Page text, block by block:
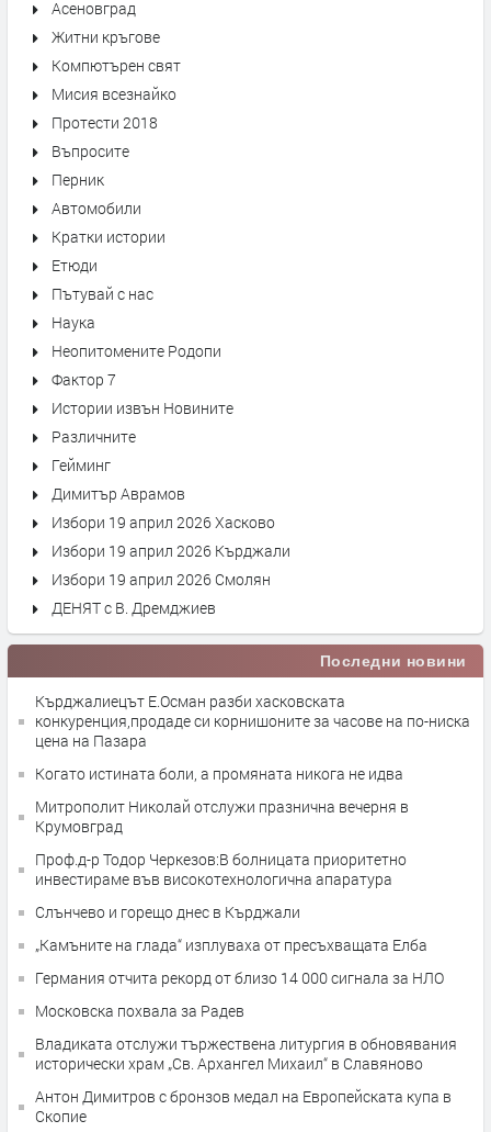
Асеновград
Житни кръгове
Компютърен свят
Мисия всезнайко
Протести 2018
Въпросите
Перник
Автомобили
Кратки истории
Етюди
Пътувай с нас
Наука
Неопитомените Родопи
Фактор 7
Истории извън Новините
Различните
Гейминг
Димитър Аврамов
Избори 19 април 2026 Хасково
Избори 19 април 2026 Кърджали
Избори 19 април 2026 Смолян
ДЕНЯТ с В. Дремджиев
Последни новини
Кърджалиецът Е.Осман разби хасковската
конкуренция,продаде си корнишоните за часове на по-ниска
цена на Пазара
Когато истината боли, а промяната никога не идва
Митрополит Николай отслужи празнична вечерня в
Крумовград
Проф.д-р Тодор Черкезов:В болницата приоритетно
инвестираме във високотехнологична апаратура
Слънчево и горещо днес в Кърджали
„Камъните на глада“ изплуваха от пресъхващата Елба
Германия отчита рекорд от близо 14 000 сигнала за НЛО
Московска похвала за Радев
Владиката отслужи тържествена литургия в обновявания
исторически храм „Св. Архангел Михаил“ в Славяново
Антон Димитров с бронзов медал на Европейската купа в
Скопие